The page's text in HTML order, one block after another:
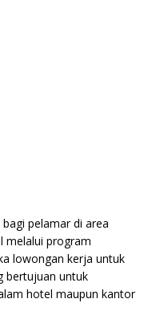
pelamar di area
melalui program
lowongan kerja untuk
bertujuan untuk
hotel maupun kantor